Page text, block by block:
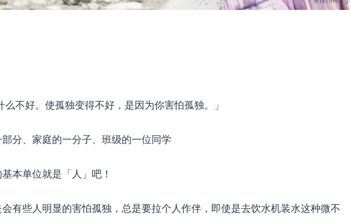
不好。使孤独变得不好，是因为你害怕孤独。」
分、家庭的一分子、班级的一位同学
本单位就是「人」吧！
有些人明显的害怕孤独，总是要拉个人作伴，即使是去饮水机装水这种微不